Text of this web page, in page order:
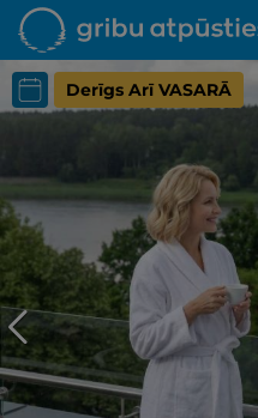
Derīgs Arī VASARĀ
Iepatikās
Līdz brīnišķīgai